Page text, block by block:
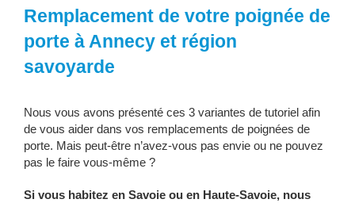
Remplacement de votre poignée de
porte à Annecy et région
savoyarde
Nous vous avons présenté ces 3 variantes de tutoriel afin
de vous aider dans vos remplacements de poignées de
porte. Mais peut-être n’avez-vous pas envie ou ne pouvez
pas le faire vous-même ?
Si vous habitez en Savoie ou en Haute-Savoie, nous